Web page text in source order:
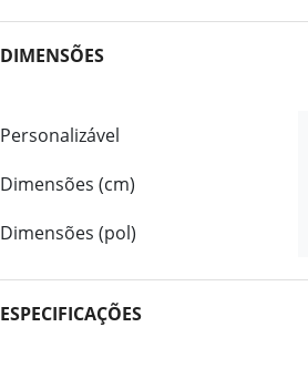
DIMENSÕES
Personalizável
Dimensões (cm)
Dimensões (pol)
ESPECIFICAÇÕES